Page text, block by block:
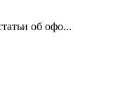
об офо...